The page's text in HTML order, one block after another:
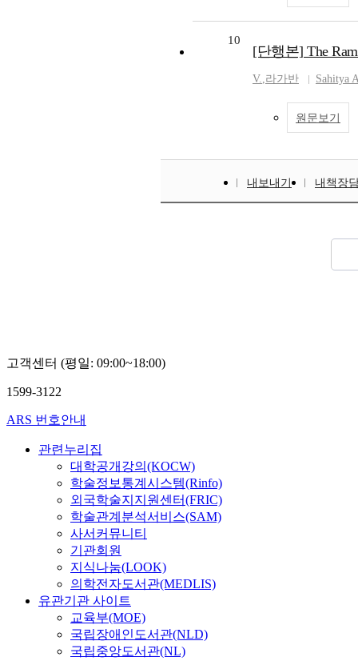
10
[단행본] The
V.,라가반 Sahitya
원문보기
내보내기 내책장
고객센터 (평일: 09:00~18:00)
1599-3122
ARS 번호안내
관련누리집
대학공개강의(KOCW)
학술정보통계시스템(Rinfo)
외국학술지지원센터(FRIC)
학술관계분석서비스(SAM)
사서커뮤니티
기관회원
지식나눔(LOOK)
의학전자도서관(MEDLIS)
유관기관 사이트
교육부(MOE)
국립장애인도서관(NLD)
국립중앙도서관(NL)